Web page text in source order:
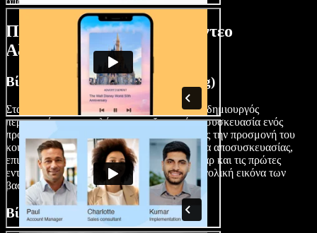
Πότε να Χρησιμοποιείτε Βίντεο
Αξιολογήσεων
Βίντεο Αποσυσκευασίας (Unboxing)
Στα βίντεο αξιολόγησης αποσυσκευασίας, ο δημιουργός
περιεχομένου αποκαλύπτει και εξερευνά τη συσκευασία ενός
πρόσφατα αποκτηθέντος προϊόντος, χτίζοντας την προσμονή του
κοινού. Περιγράφει βήμα βήμα τη διαδικασία αποσυσκευασίας,
επισημαίνοντας την παρουσίαση, τα αξεσουάρ και τις πρώτες
εντυπώσεις από το προϊόν, ενώ δίνει μια συνολική εικόνα των
βασικών λειτουργιών του.
Βίντεο Μάρκετινγκ